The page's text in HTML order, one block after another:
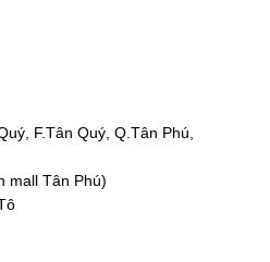
F.Tân Quý, Q.Tân Phú,
mall Tân Phú)